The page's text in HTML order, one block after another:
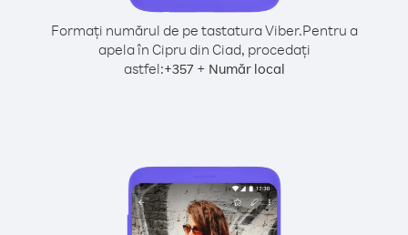
Formați numărul de pe tastatura Viber.Pentru a
apela în Cipru din Ciad, procedați
astfel:+357+ Număr local